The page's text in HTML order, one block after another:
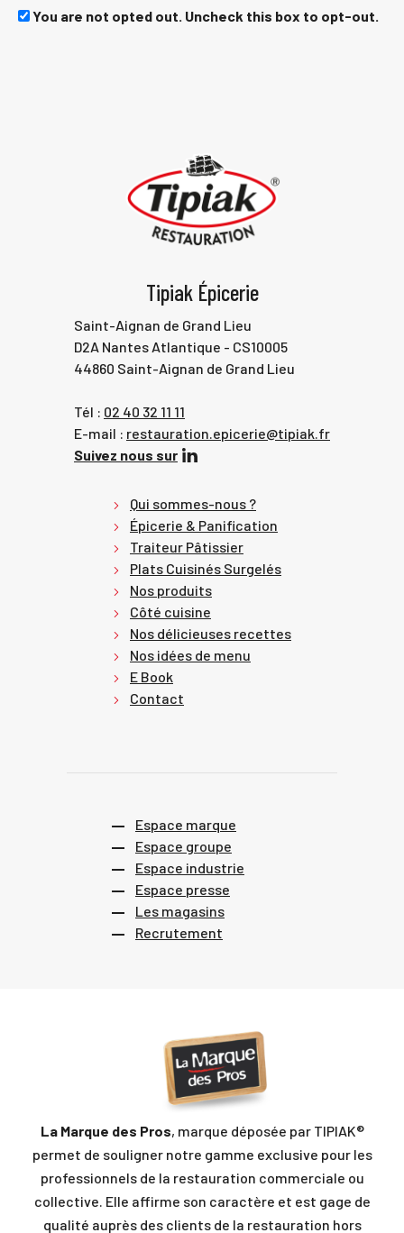
You are not opted out. Uncheck this box to opt-out.
Tipiak Épicerie
Saint-Aignan de Grand Lieu
D2A Nantes Atlantique - CS10005
44860 Saint-Aignan de Grand Lieu
Tél : 02 40 32 11 11
E-mail : restauration.epicerie@tipiak.fr
Suivez nous sur
Qui sommes-nous ?
Épicerie & Panification
Traiteur Pâtissier
Plats Cuisinés Surgelés
Nos produits
Côté cuisine
Nos délicieuses recettes
Nos idées de menu
E Book
Contact
Espace marque
Espace groupe
Espace industrie
Espace presse
Les magasins
Recrutement
La Marque des Pros, marque déposée par TIPIAK®
permet de souligner notre gamme exclusive pour les
professionnels de la restauration commerciale ou
collective. Elle affirme son caractère et est gage de
qualité auprès des clients de la restauration hors